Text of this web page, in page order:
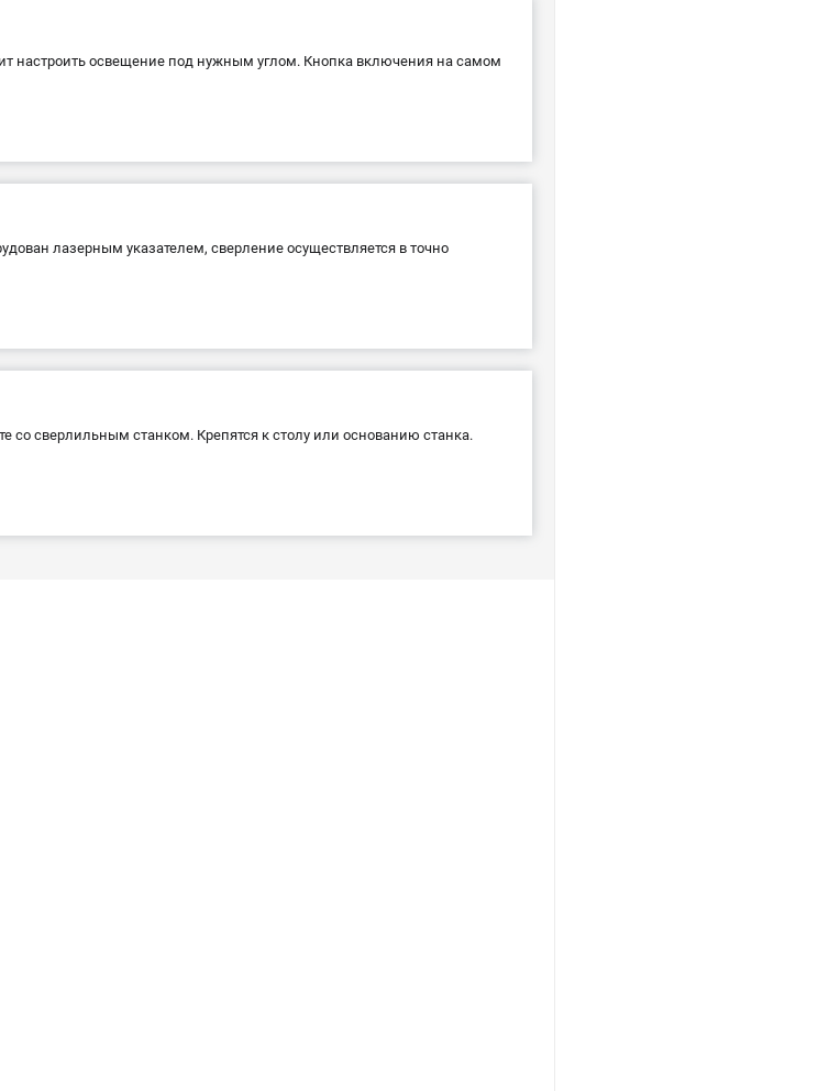
настроить освещение под нужным углом. Кнопка включения на самом
лазерным указателем, сверление осуществляется в точно
со сверлильным станком. Крепятся к столу или основанию станка.